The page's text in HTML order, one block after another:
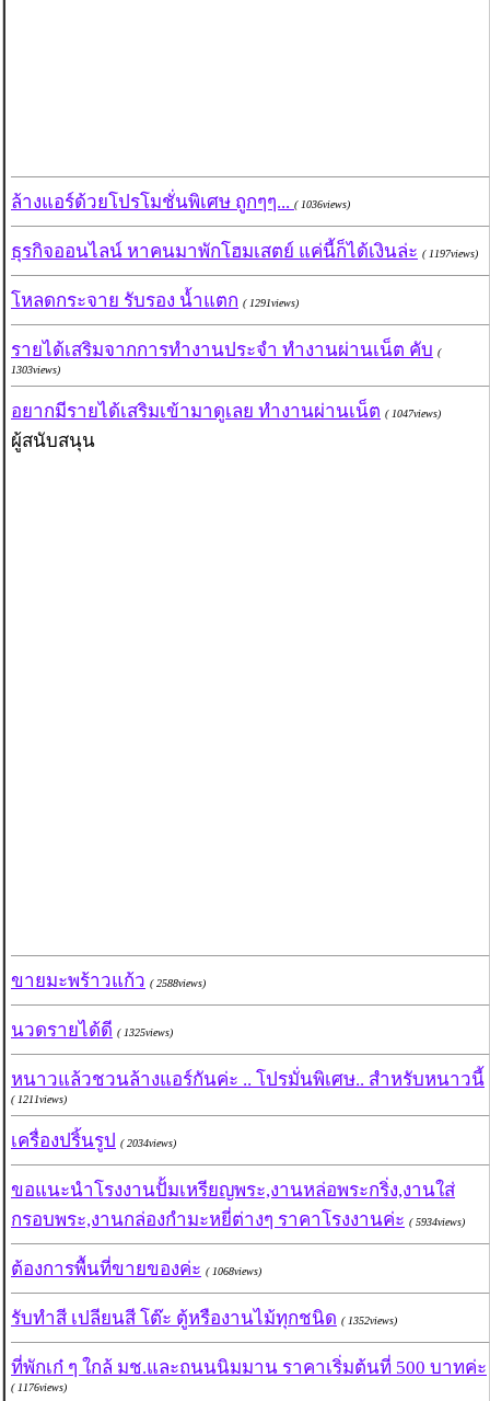
ล้างแอร์ด้วยโปรโมชั่นพิเศษ ถูกๆๆ... ( 1036views)
ธุรกิจออนไลน์ หาคนมาพักโฮมเสตย์ แค่นี้ก็ได้เงินล่ะ ( 1197views)
โหลดกระจาย รับรอง น้ำแตก ( 1291views)
รายได้เสริมจากการทำงานประจำ ทำงานผ่านเน็ต คับ (
1303views)
อยากมีรายได้เสริมเข้ามาดูเลย ทำงานผ่านเน็ต ( 1047views)
ผู้สนับสนุน
ขายมะพร้าวแก้ว ( 2588views)
นวดรายได้ดี ( 1325views)
หนาวแล้วชวนล้างแอร์กันค่ะ .. โปรมั่นพิเศษ.. สำหรับหนาวนี้
( 1211views)
เครื่องปริ้นรูป ( 2034views)
ขอแนะนำโรงงานปั้มเหรียญพระ,งานหล่อพระกริ่ง,งานใส่
กรอบพระ,งานกล่องกำมะหยี่ต่างๆ ราคาโรงงานค่ะ ( 5934views)
ต้องการพื้นที่ขายของค่ะ ( 1068views)
รับทำสี เปลียนสี โต๊ะ ตู้หรืองานไม้ทุกชนิด ( 1352views)
ที่พักเก๋ ๆ ใกล้ มช.และถนนนิมมาน ราคาเริ่มต้นที่ 500 บาทค่ะ
( 1176views)